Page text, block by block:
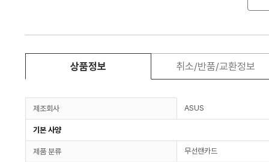
상품정보 취소/반품/교환정보
제조회사 ASUS
기본 사양
제품 분류 무선랜카드